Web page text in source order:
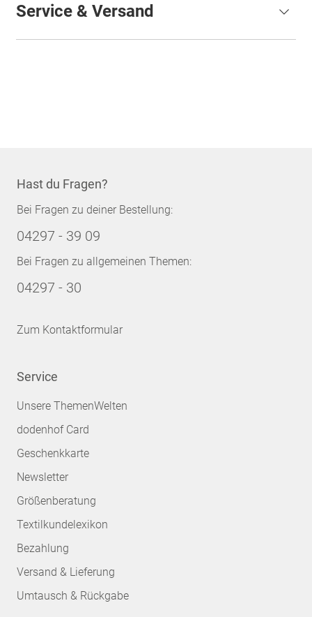
Service & Versand
Hast du Fragen?
Bei Fragen zu deiner Bestellung:
04297 - 39 09
Bei Fragen zu allgemeinen Themen:
04297 - 30
Zum Kontaktformular
Service
Unsere ThemenWelten
dodenhof Card
Geschenkkarte
Newsletter
Größenberatung
Textilkundelexikon
Bezahlung
Versand & Lieferung
Umtausch & Rückgabe